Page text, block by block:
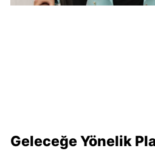
Geleceğe Yönelik